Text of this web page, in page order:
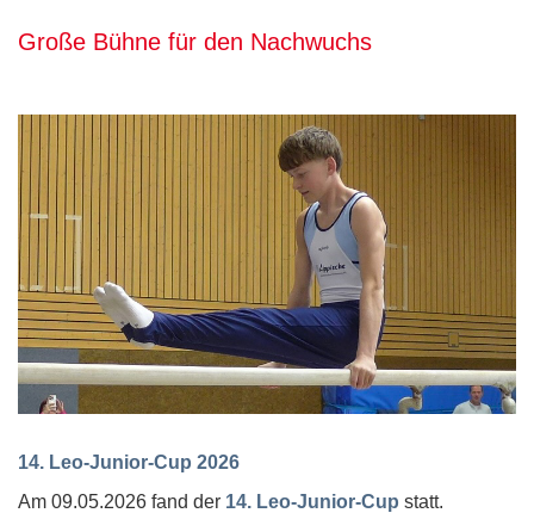
Große Bühne für den Nachwuchs
14. Leo-Junior-Cup 2026
Am 09.05.2026 fand der 14. Leo-Junior-Cup statt.